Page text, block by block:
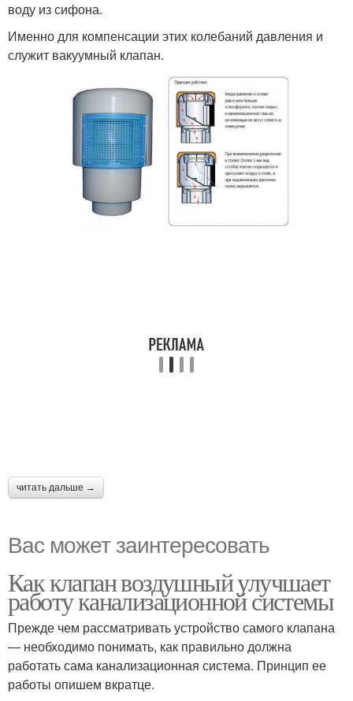
воду из сифона.
Именно для компенсации этих колебаний давления и
служит вакуумный клапан.
читать дальше →
Вас может заинтересовать
Как клапан воздушный улучшает
работу канализационной системы
Прежде чем рассматривать устройство самого клапана
— необходимо понимать, как правильно должна
работать сама канализационная система. Принцип ее
работы опишем вкратце.